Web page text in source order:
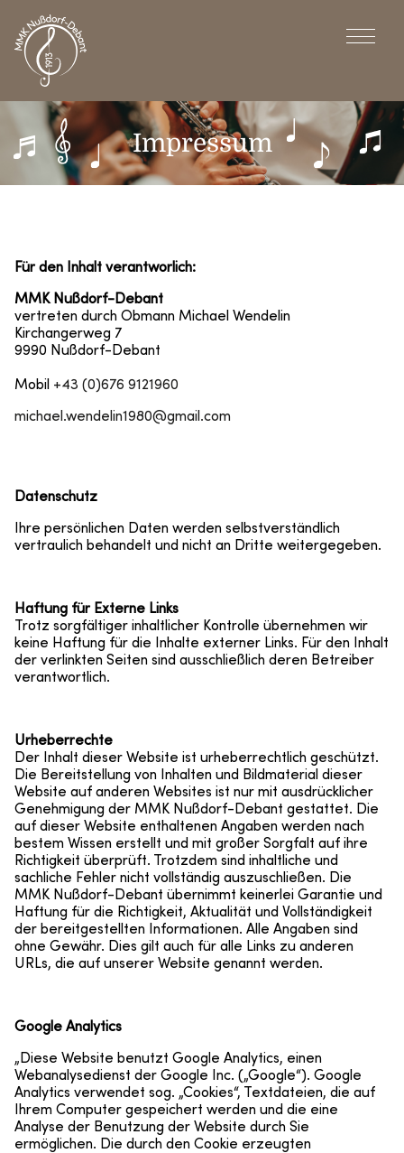
AKTUELLES
CHRONIK
MITGLIEDER
Impressum
Für den Inhalt verantworlich:
MMK Nußdorf-Debant
vertreten durch Obmann Michael Wendelin
Kirchangerweg 7
9990 Nußdorf-Debant
Mobil +43 (0)676 9121960
michael.wendelin1980@gmail.com
Datenschutz
Ihre persönlichen Daten werden selbstverständlich
vertraulich behandelt und nicht an Dritte weitergegeben.
Haftung für Externe Links
Trotz sorgfältiger inhaltlicher Kontrolle übernehmen wir
keine Haftung für die Inhalte externer Links. Für den Inhalt
der verlinkten Seiten sind ausschließlich deren Betreiber
verantwortlich.
Urheberrechte
Der Inhalt dieser Website ist urheberrechtlich geschützt.
Die Bereitstellung von Inhalten und Bildmaterial dieser
Website auf anderen Websites ist nur mit ausdrücklicher
Genehmigung der MMK Nußdorf-Debant gestattet. Die
auf dieser Website enthaltenen Angaben werden nach
bestem Wissen erstellt und mit großer Sorgfalt auf ihre
Richtigkeit überprüft. Trotzdem sind inhaltliche und
sachliche Fehler nicht vollständig auszuschließen. Die
MMK Nußdorf-Debant übernimmt keinerlei Garantie und
Haftung für die Richtigkeit, Aktualität und Vollständigkeit
der bereitgestellten Informationen. Alle Angaben sind
ohne Gewähr. Dies gilt auch für alle Links zu anderen
URLs, die auf unserer Website genannt werden.
Google Analytics
„Diese Website benutzt Google Analytics, einen
Webanalysedienst der Google Inc. („Google“). Google
Analytics verwendet sog. „Cookies“, Textdateien, die auf
Ihrem Computer gespeichert werden und die eine
Analyse der Benutzung der Website durch Sie
ermöglichen. Die durch den Cookie erzeugten